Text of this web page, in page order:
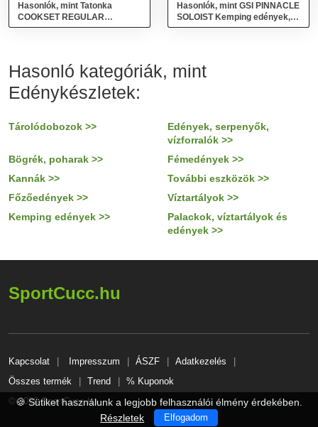
Hasonlók, mint Tatonka
COOKSET REGULAR
Edénykészlet, ezüst, méret
Hasonlók, mint GSI PINNACLE
SOLOIST Kemping edények,
sötétszürke, méret
Hasonló kategóriák, mint
Edénykészletek:
Tárolódobozok >>
Edények, serpenyők,
vízforralók >>
Bögrék, poharak >>
Fémedények >>
Kannák >>
További eszközök >>
Főzőedények >>
Víztartályok >>
Kemping edények >>
Palackok, víztartályok és
edények >>
SportCucc.hu
Kapcsolat Impresszum ÁSZF
Adatkezelés
Összes termék
Trend
% Kuponok
© 2026 SportCucc.hu
🍪 Sütiket használunk a legjobb felhasználói élmény érdekében.
Részletek
Elfogadom